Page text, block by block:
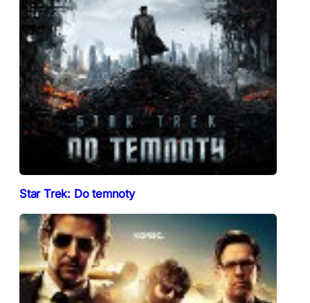
Star Trek: Do temnoty